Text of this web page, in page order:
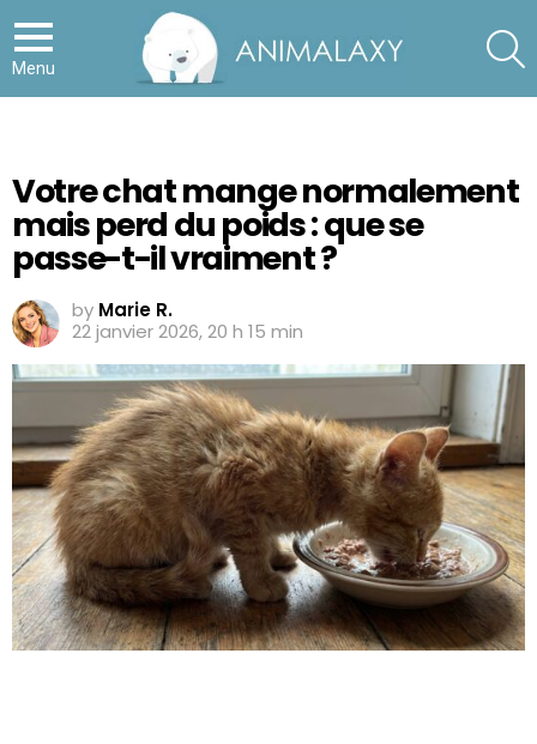
Menu
Votre chat mange normalement
mais perd du poids : que se
passe-t-il vraiment ?
by Marie R.
22 janvier 2026, 20 h 15 min